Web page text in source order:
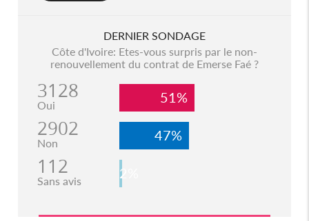
DERNIER SONDAGE
Côte d'Ivoire: Etes-vous surpris par le non-
renouvellement du contrat de Emerse Faé ?
3128
Oui 51%
2902
Non 47%
112
Sans avis 2%